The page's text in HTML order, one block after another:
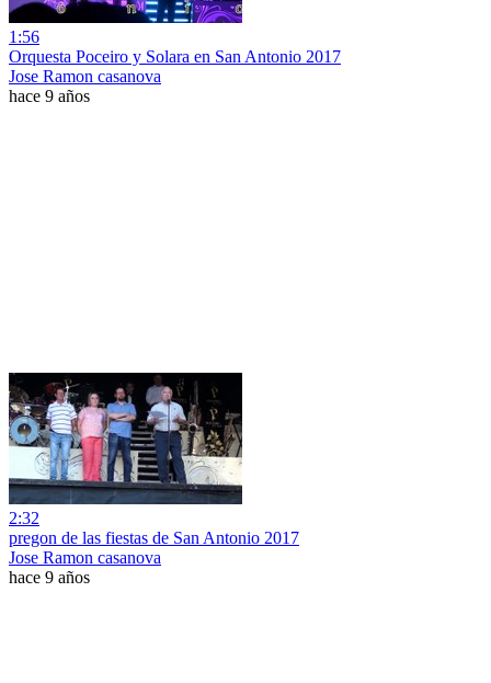
1:56
Orquesta Poceiro y Solara en San Antonio 2017
Jose Ramon casanova
hace 9 años
2:32
pregon de las fiestas de San Antonio 2017
Jose Ramon casanova
hace 9 años